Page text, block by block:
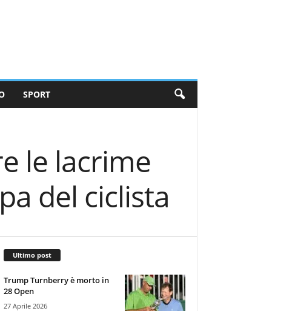
SPORT
le lacrime
del ciclista
Ultimo post
Trump Turnberry è morto in
28 Open
27 Aprile 2026